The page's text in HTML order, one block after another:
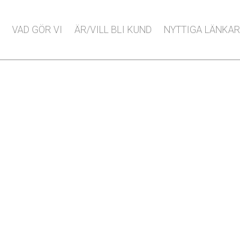
VAD GÖR VI ÄR/VILL BLI KUND NYTTIGA LÄNKAR